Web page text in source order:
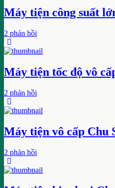
Máy tiện công suất
2 phản hồi
Máy tiện tốc độ vô
2 phản hồi
Máy tiện vô cấp Chu
2 phản hồi